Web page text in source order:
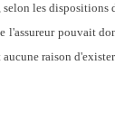
les
l'assureur pouvait
raison